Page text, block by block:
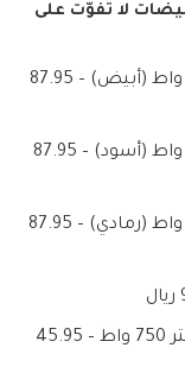
لا تُفوّت على
دوتس مروحة طاولة كهربائية 16 بوصة 70 واط (أبيض) – 87.95
دوتس مروحة طاولة كهربائية 16 بوصة 70 واط (أسود) – 87.95
دوتس مروحة طاولة كهربائية 16 بوصة 70 واط (رمادي) – 87.95
كيون ماكينة تحضير القهوة بالتقطير 1.25 لتر 750 واط – 45.95